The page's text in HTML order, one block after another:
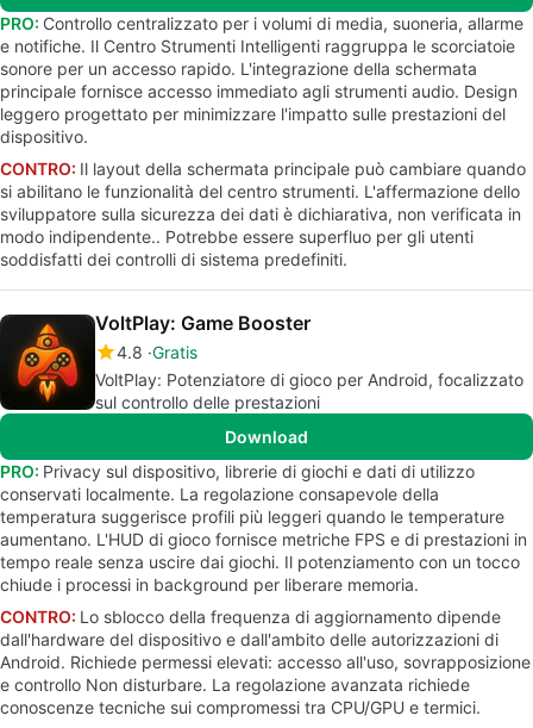
PRO: Controllo centralizzato per i volumi di media, suoneria, allarme
e notifiche. Il Centro Strumenti Intelligenti raggruppa le scorciatoie
sonore per un accesso rapido. L'integrazione della schermata
principale fornisce accesso immediato agli strumenti audio. Design
leggero progettato per minimizzare l'impatto sulle prestazioni del
dispositivo.
CONTRO: Il layout della schermata principale può cambiare quando
si abilitano le funzionalità del centro strumenti. L'affermazione dello
sviluppatore sulla sicurezza dei dati è dichiarativa, non verificata in
modo indipendente.. Potrebbe essere superfluo per gli utenti
soddisfatti dei controlli di sistema predefiniti.
VoltPlay: Game Booster
4.8 Gratis
VoltPlay: Potenziatore di gioco per Android, focalizzato
sul controllo delle prestazioni
Download
PRO: Privacy sul dispositivo, librerie di giochi e dati di utilizzo
conservati localmente. La regolazione consapevole della
temperatura suggerisce profili più leggeri quando le temperature
aumentano. L'HUD di gioco fornisce metriche FPS e di prestazioni in
tempo reale senza uscire dai giochi. Il potenziamento con un tocco
chiude i processi in background per liberare memoria.
CONTRO: Lo sblocco della frequenza di aggiornamento dipende
dall'hardware del dispositivo e dall'ambito delle autorizzazioni di
Android. Richiede permessi elevati: accesso all'uso, sovrapposizione
e controllo Non disturbare. La regolazione avanzata richiede
conoscenze tecniche sui compromessi tra CPU/GPU e termici.